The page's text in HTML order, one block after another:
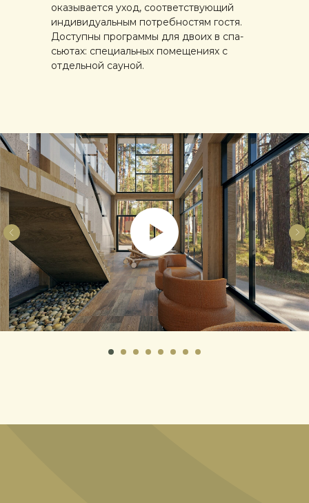
оказывается уход, соответствующий
индивидуальным потребностям гостя.
Доступны программы для двоих в спа-
сьютах: специальных помещениях с
отдельной сауной.